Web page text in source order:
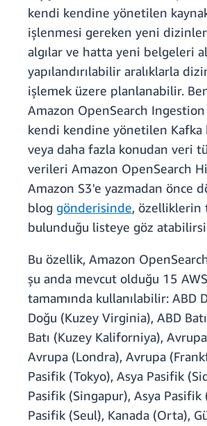
kendi kendine yönetilen
işlenmesi gereken yeni
algılar ve hatta yeni belgeleri
yapılandırılabilir aralıklarla
işlemek üzere planlanabilir.
Amazon OpenSearch
kendi kendine yönetilen
veya daha fazla konudan veri
verileri Amazon OpenSearch
Amazon S3'e yazmadan önce
blog gönderisinde, özelliklerin
bulunduğu listeye göz
Bu özellik, Amazon
şu anda mevcut olduğu 15
tamamında kullanılabilir: ABD
Doğu (Kuzey Virginia), ABD
Batı (Kuzey Kaliforniya),
Avrupa (Londra), Avrupa
Pasifik (Tokyo), Asya Pasifik
Pasifik (Singapur), Asya Pasifik
Pasifik (Seul), Kanada (Orta),